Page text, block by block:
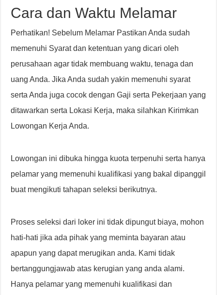
Cara dan Waktu Melamar
Perhatikan! Sebelum Melamar Pastikan Anda sudah
memenuhi Syarat dan ketentuan yang dicari oleh
perusahaan agar tidak membuang waktu, tenaga dan
uang Anda. Jika Anda sudah yakin memenuhi syarat
serta Anda juga cocok dengan Gaji serta Pekerjaan yang
ditawarkan serta Lokasi Kerja, maka silahkan Kirimkan
Lowongan Kerja Anda.
Lowongan ini dibuka hingga kuota terpenuhi serta hanya
pelamar yang memenuhi kualifikasi yang bakal dipanggil
buat mengikuti tahapan seleksi berikutnya.
Proses seleksi dari loker ini tidak dipungut biaya, mohon
hati-hati jika ada pihak yang meminta bayaran atau
apapun yang dapat merugikan anda. Kami tidak
bertanggungjawab atas kerugian yang anda alami.
Hanya pelamar yang memenuhi kualifikasi dan